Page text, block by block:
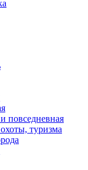
повседневная
туризма